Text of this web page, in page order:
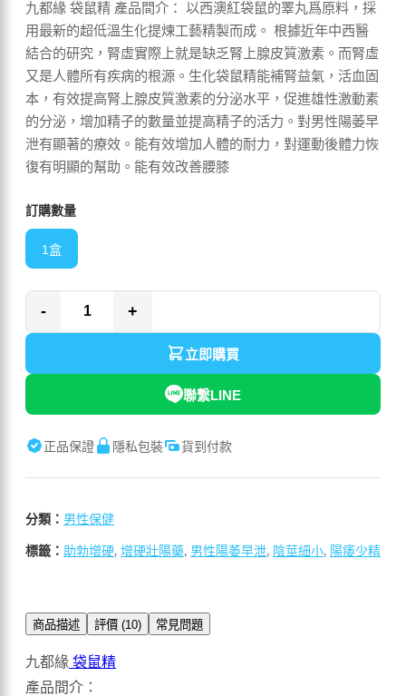
九都緣 袋鼠精 產品間介： 以西澳紅袋鼠的睪丸爲原料，採
用最新的超低溫生化提煉工藝精製而成。 根據近年中西醫
結合的研究，腎虛實際上就是缺乏腎上腺皮質激素。而腎虛
又是人體所有疾病的根源。生化袋鼠精能補腎益氣，活血固
本，有效提高腎上腺皮質激素的分泌水平，促進雄性激動素
的分泌，增加精子的數量並提高精子的活力。對男性陽萎早
泄有顯著的療效。能有效增加人體的耐力，對運動後體力恢
復有明顯的幫助。能有效改善腰膝
訂購數量
1盒
- +
立即購買
聯繫LINE
正品保證 隱私包裝 貨到付款
分類： 男性保健
標籤： 助勃增硬, 增硬壯陽藥, 男性陽萎早泄, 陰莖細小, 陽痿少精
商品描述 評價 (10) 常見問題
九都緣 袋鼠精
產品間介：